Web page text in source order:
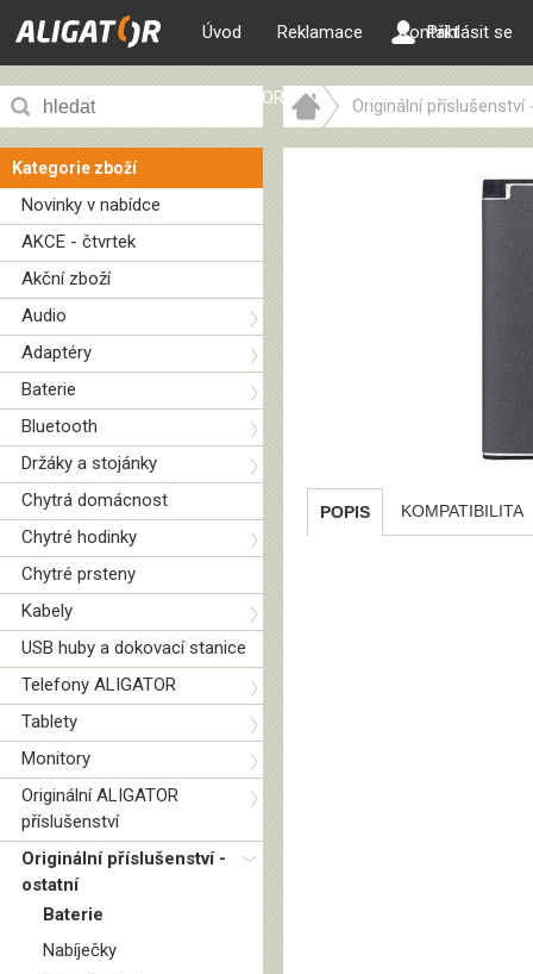
Úvod Reklamace Kontakt
ALIGATOR web
Přihlásit se
Kategorie zboží
Novinky v nabídce
AKCE - čtvrtek
Akční zboží
Audio
Adaptéry
Baterie
Bluetooth
Držáky a stojánky
Chytrá domácnost
Chytré hodinky
Chytré prsteny
Kabely
USB huby a dokovací stanice
Telefony ALIGATOR
Tablety
Monitory
Originální ALIGATOR
příslušenství
Originální příslušenství -
ostatní
Baterie
Nabíječky
Originální
POPIS KOMPATIBILITA